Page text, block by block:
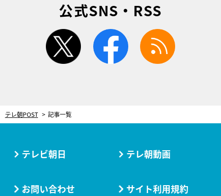
公式SNS・RSS
twitter facebook
テレ朝POST 記事一覧
テレビ朝日 テレ朝動画
お問い合わせ サイト利用規約